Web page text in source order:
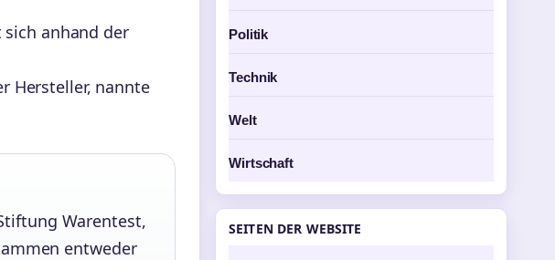
anhand der
Hersteller, nannte
Warentest,
entweder
Politik
Technik
Welt
Wirtschaft
SEITEN DER WEBSITE